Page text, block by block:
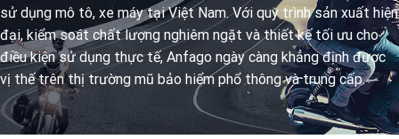
sử dụng mô tô, xe máy tại Việt Nam. Với quy trình sản xuất hiện
đại, kiểm soát chất lượng nghiêm ngặt và thiết kế tối ưu cho
điều kiện sử dụng thực tế, Anfago ngày càng khẳng định được
vị thế trên thị trường mũ bảo hiểm phổ thông và trung cấp.